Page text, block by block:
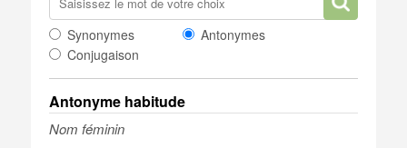
Synonymes
Antonymes
Conjugaison
Antonyme habitude
Nom féminin